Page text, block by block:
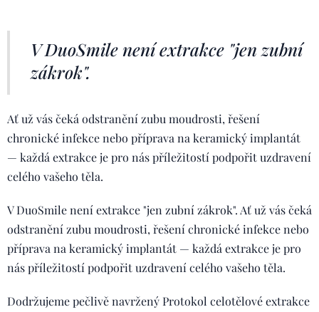
V DuoSmile není extrakce "jen zubní
zákrok".
Ať už vás čeká odstranění zubu moudrosti, řešení
chronické infekce nebo příprava na keramický implantát
— každá extrakce je pro nás příležitostí podpořit uzdravení
celého vašeho těla.
V DuoSmile není extrakce "jen zubní zákrok". Ať už vás čeká
odstranění zubu moudrosti, řešení chronické infekce nebo
příprava na keramický implantát — každá extrakce je pro
nás příležitostí podpořit uzdravení celého vašeho těla.
Dodržujeme pečlivě navržený Protokol celotělové extrakce